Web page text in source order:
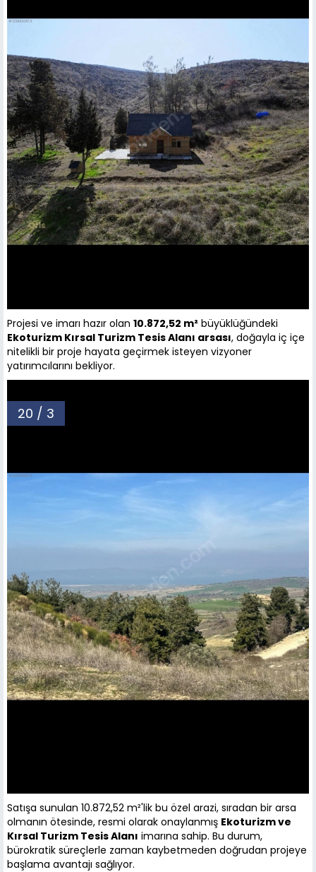
Projesi ve imarı hazır olan 10.872,52 m² büyüklüğündeki
Ekoturizm Kırsal Turizm Tesis Alanı arsası, doğayla iç içe
nitelikli bir proje hayata geçirmek isteyen vizyoner
yatırımcılarını bekliyor.
20 / 3
Satışa sunulan 10.872,52 m²'lik bu özel arazi, sıradan bir arsa
olmanın ötesinde, resmi olarak onaylanmış Ekoturizm ve
Kırsal Turizm Tesis Alanı imarına sahip. Bu durum,
bürokratik süreçlerle zaman kaybetmeden doğrudan projeye
başlama avantajı sağlıyor.